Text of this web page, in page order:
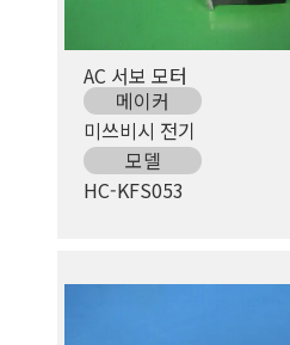
AC 서보 모터
메이커
미쓰비시 전기
모델
HC-KFS053